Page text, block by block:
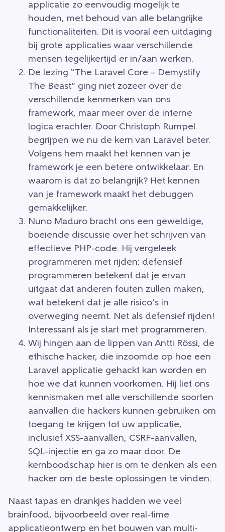
applicatie zo eenvoudig mogelijk te
houden, met behoud van alle belangrijke
functionaliteiten. Dit is vooral een uitdaging
bij grote applicaties waar verschillende
mensen tegelijkertijd er in/aan werken.
De lezing “The Laravel Core – Demystify
The Beast” ging niet zozeer over de
verschillende kenmerken van ons
framework, maar meer over de interne
logica erachter. Door Christoph Rumpel
begrijpen we nu de kern van Laravel beter.
Volgens hem maakt het kennen van je
framework je een betere ontwikkelaar. En
waarom is dat zo belangrijk? Het kennen
van je framework maakt het debuggen
gemakkelijker.
Nuno Maduro bracht ons een geweldige,
boeiende discussie over het schrijven van
effectieve PHP-code. Hij vergeleek
programmeren met rijden: defensief
programmeren betekent dat je ervan
uitgaat dat anderen fouten zullen maken,
wat betekent dat je alle risico’s in
overweging neemt. Net als defensief rijden!
Interessant als je start met programmeren.
Wij hingen aan de lippen van Antti Rössi, de
ethische hacker, die inzoomde op hoe een
Laravel applicatie gehackt kan worden en
hoe we dat kunnen voorkomen. Hij liet ons
kennismaken met alle verschillende soorten
aanvallen die hackers kunnen gebruiken om
toegang te krijgen tot uw applicatie,
inclusief XSS-aanvallen, CSRF-aanvallen,
SQL-injectie en ga zo maar door. De
kernboodschap hier is om te denken als een
hacker om de beste oplossingen te vinden.
Naast tapas en drankjes hadden we veel
brainfood, bijvoorbeeld over real-time
applicatieontwerp en het bouwen van multi-